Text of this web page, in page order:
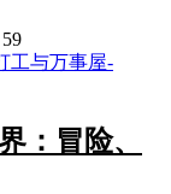
59
：冒险、